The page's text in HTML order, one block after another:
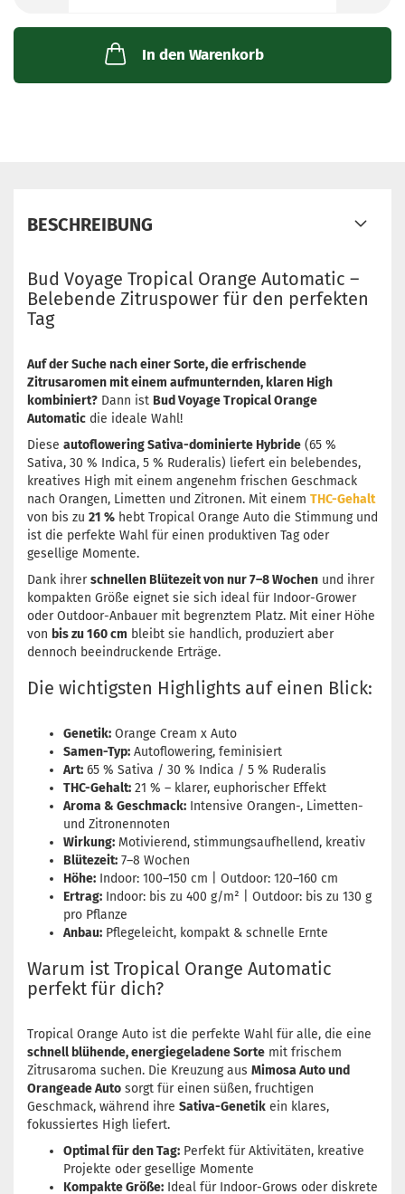
Samen
In den Warenkorb
BESCHREIBUNG
Bud Voyage Tropical Orange Automatic –
Belebende Zitruspower für den perfekten
Tag
Auf der Suche nach einer Sorte, die erfrischende
Zitrusaromen mit einem aufmunternden, klaren High
kombiniert? Dann ist Bud Voyage Tropical Orange
Automatic die ideale Wahl!
Diese autoflowering Sativa-dominierte Hybride (65 %
Sativa, 30 % Indica, 5 % Ruderalis) liefert ein belebendes,
kreatives High mit einem angenehm frischen Geschmack
nach Orangen, Limetten und Zitronen. Mit einem THC-Gehalt
von bis zu 21 % hebt Tropical Orange Auto die Stimmung und
ist die perfekte Wahl für einen produktiven Tag oder
gesellige Momente.
Dank ihrerschnellen Blütezeit von nur 7–8 Wochen und ihrer
kompakten Größe eignet sie sich ideal für Indoor-Grower
oder Outdoor-Anbauer mit begrenztem Platz. Mit einer Höhe
von bis zu 160 cm bleibt sie handlich, produziert aber
dennoch beeindruckende Erträge.
Die wichtigsten Highlights auf einen Blick:
Genetik: Orange Cream x Auto
Samen-Typ: Autoflowering, feminisiert
Art: 65 % Sativa / 30 % Indica / 5 % Ruderalis
THC-Gehalt: 21 % – klarer, euphorischer Effekt
Aroma & Geschmack: Intensive Orangen-, Limetten-
und Zitronennoten
Wirkung: Motivierend, stimmungsaufhellend, kreativ
Blütezeit: 7–8 Wochen
Höhe: Indoor: 100–150 cm | Outdoor: 120–160 cm
Ertrag: Indoor: bis zu 400 g/m² | Outdoor: bis zu 130 g
pro Pflanze
Anbau: Pflegeleicht, kompakt & schnelle Ernte
Warum ist Tropical Orange Automatic
perfekt für dich?
Tropical Orange Auto ist die perfekte Wahl für alle, die eine
schnell blühende, energiegeladene Sorte mit frischem
Zitrusaroma suchen. Die Kreuzung aus Mimosa Auto und
Orangeade Auto sorgt für einen süßen, fruchtigen
Geschmack, während ihre Sativa-Genetik ein klares,
fokussiertes High liefert.
Optimal für den Tag: Perfekt für Aktivitäten, kreative
Projekte oder gesellige Momente
Kompakte Größe: Ideal für Indoor-Grows oder diskrete